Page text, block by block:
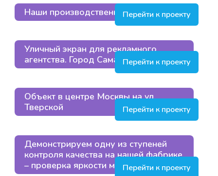
Наши производственные линииПерейти к проекту
Уличный экран для рекламного
агентства. Город СамараПерейти к проекту
Объект в центре Москвы на ул.
Тверской
Перейти к проекту
Демонстрируем одну из ступеней
контроля качества на нашей фабрике
– проверка яркости модуляПерейти к проекту